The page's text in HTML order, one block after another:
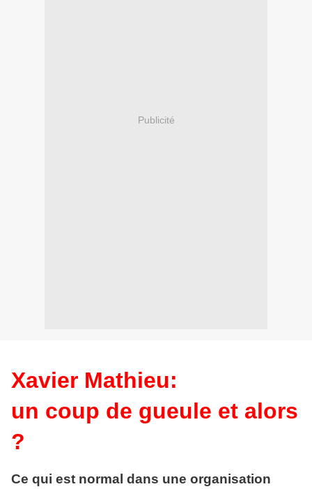
Publicité
Xavier Mathieu:
un coup de gueule et alors
?
Ce qui est normal dans une organisation